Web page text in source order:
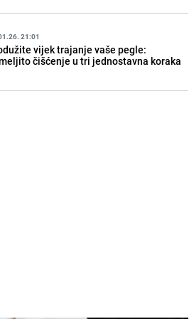
21:01
vijek trajanje vaše pegle:
čišćenje u tri jednostavna koraka